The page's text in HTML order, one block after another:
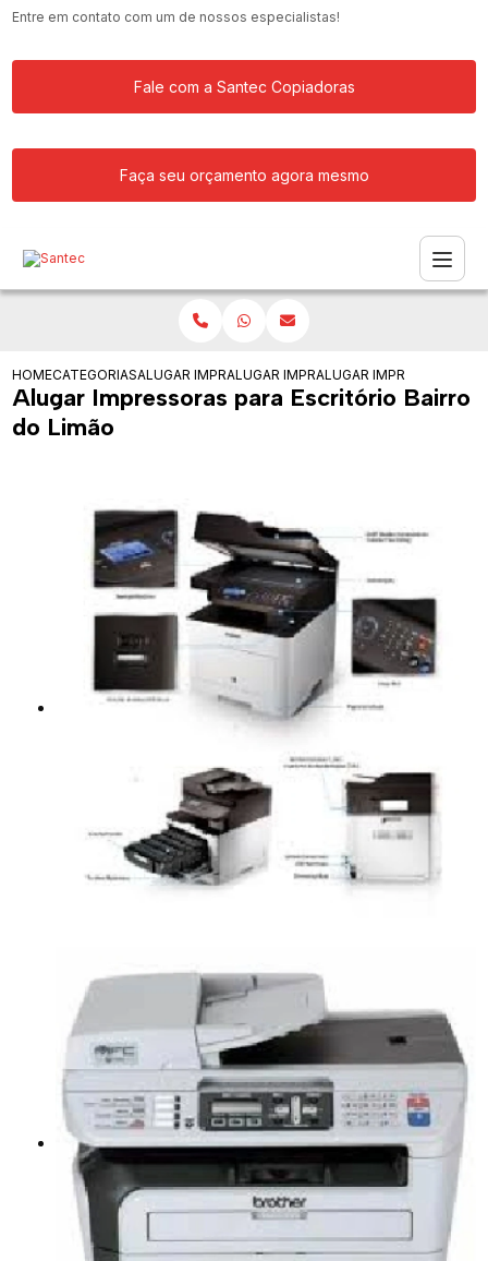
Entre em contato com um de nossos especialistas!
Fale com a Santec Copiadoras
Faça seu orçamento agora mesmo
HOMECATEGORIASALUGAR IMPRESSORAALUGAR IMPRESSORAS PARA
ALUGAR IMPRESSORAS
Alugar Impressoras para Escritório Bairro
do Limão